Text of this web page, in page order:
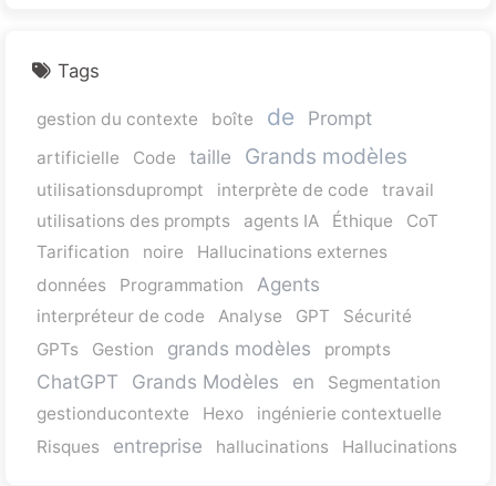
Tags
gestion du contexte boîte de Prompt
artificielle Code taille Grands modèles
utilisationsduprompt interprète de code
travail
utilisations des prompts
agents IA Éthique
CoT
Tarification
noire
Hallucinations externes
données
Programmation Agents
interpréteur de code Analyse GPT
Sécurité
GPTs
Gestion grands modèles prompts
ChatGPT Grands Modèles en
Segmentation
gestionducontexte
Hexo
ingénierie contextuelle
Risques
entreprise hallucinations Hallucinations